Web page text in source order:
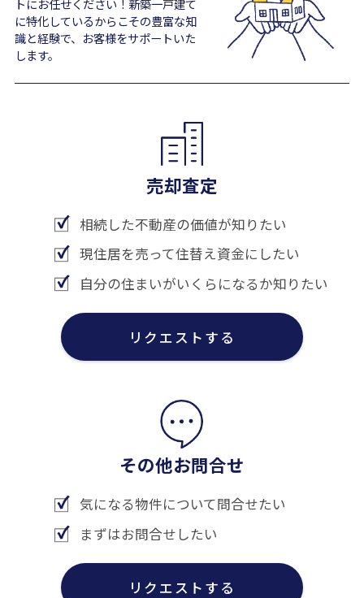
トにお任せください！新築一戸建て
に特化しているからこその豊富な知
識と経験で、お客様をサポートいた
します。
売却査定
相続した不動産の価値が知りたい
現住居を売って住替え資金にしたい
自分の住まいがいくらになるか知りたい
リクエストする
その他お問合せ
気になる物件について問合せたい
まずはお問合せしたい
リクエストする